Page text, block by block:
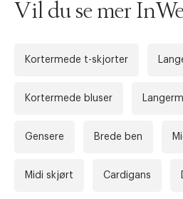
Vil du se mer
Kortermede t-skjorter
Kortermede bluser
Gensere Brede ben
Midi skjørt Cardigans